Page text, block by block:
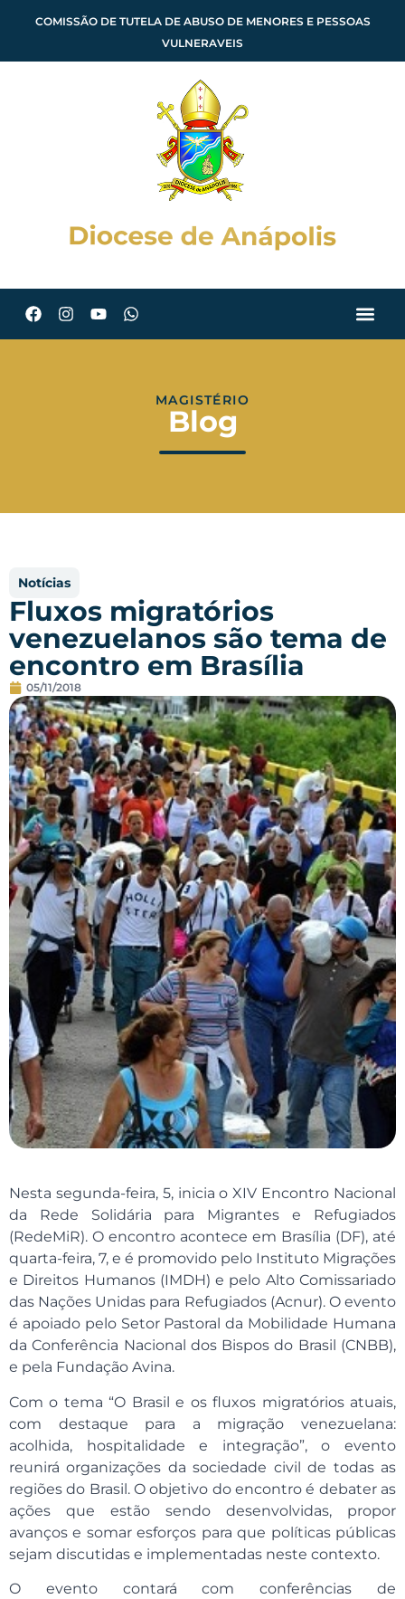
COMISSÃO DE TUTELA DE ABUSO DE MENORES E PESSOAS
VULNERAVEIS
MAGISTÉRIO
Blog
Notícias
Fluxos migratórios
venezuelanos são tema de
encontro em Brasília
05/11/2018
Nesta segunda-feira, 5, inicia o XIV Encontro Nacional
da Rede Solidária para Migrantes e Refugiados
(RedeMiR). O encontro acontece em Brasília (DF), até
quarta-feira, 7, e é promovido pelo Instituto Migrações
e Direitos Humanos (IMDH) e pelo Alto Comissariado
das Nações Unidas para Refugiados (Acnur). O evento
é apoiado pelo Setor Pastoral da Mobilidade Humana
da Conferência Nacional dos Bispos do Brasil (CNBB),
e pela Fundação Avina.
Com o tema “O Brasil e os fluxos migratórios atuais,
com destaque para a migração venezuelana:
acolhida, hospitalidade e integração”, o evento
reunirá organizações da sociedade civil de todas as
regiões do Brasil. O objetivo do encontro é debater as
ações que estão sendo desenvolvidas, propor
avanços e somar esforços para que políticas públicas
sejam discutidas e implementadas neste contexto.
O evento contará com conferências de